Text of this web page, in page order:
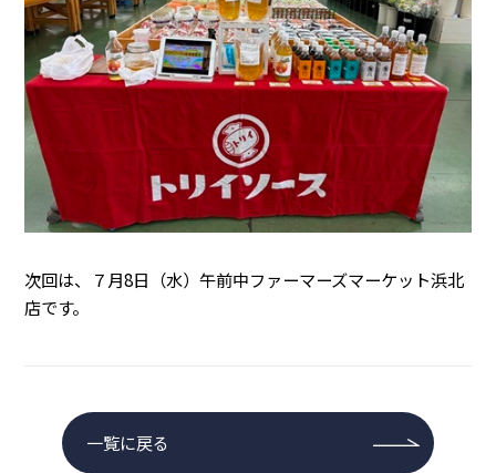
次回は、７月8日（水）午前中ファーマーズマーケット浜北
店です。
一覧に戻る